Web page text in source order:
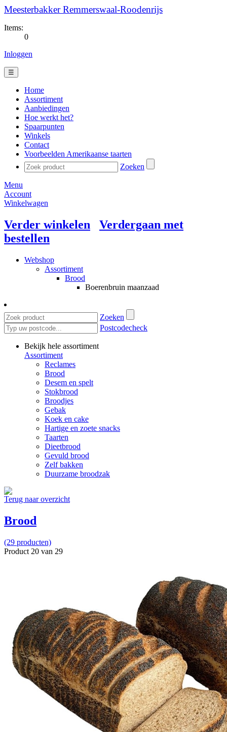
Meesterbakker Remmerswaal-Roodenrijs
Items:
0
Inloggen
☰
Home
Assortiment
Aanbiedingen
Hoe werkt het?
Spaarpunten
Winkels
Contact
Voorbeelden Amerikaanse taarten
Zoeken
Menu
Account
Winkelwagen
Verder winkelen
Verdergaan met
bestellen
Webshop
Assortiment
Brood
Boerenbruin maanzaad
Zoeken
Postcodecheck
Bekijk hele assortiment
Assortiment
Reclames
Brood
Desem en spelt
Stokbrood
Broodjes
Gebak
Koek en cake
Hartige en zoete snacks
Taarten
Dieetbrood
Gevuld brood
Zelf bakken
Duurzame broodzak
Terug naar overzicht
Brood
(29 producten)
Product 20 van 29